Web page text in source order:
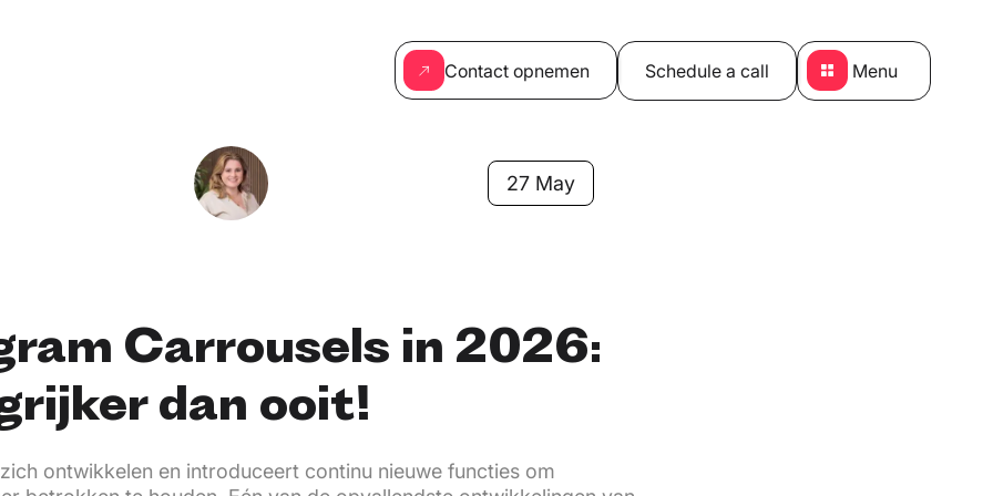
Contact opnemen Schedule a call Menu
27 May
Carrousels in 2026:
dan ooit!
ontwikkelen en introduceert continu nieuwe functies om